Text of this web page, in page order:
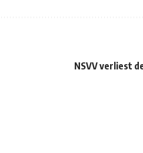
NSVV verliest